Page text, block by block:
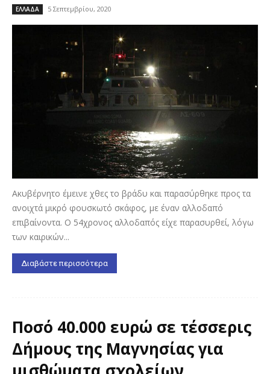
ΕΛΛΑΔΑ 5 Σεπτεμβρίου, 2020
Ακυβέρνητο έμεινε χθες το βράδυ και παρασύρθηκε προς τα
ανοιχτά μικρό φουσκωτό σκάφος, με έναν αλλοδαπό
επιβαίνοντα. Ο 54χρονος αλλοδαπός είχε παρασυρθεί, λόγω
των καιρικών...
Διαβάστε περισσότερα
Ποσό 40.000 ευρώ σε τέσσερις
Δήμους της Μαγνησίας για